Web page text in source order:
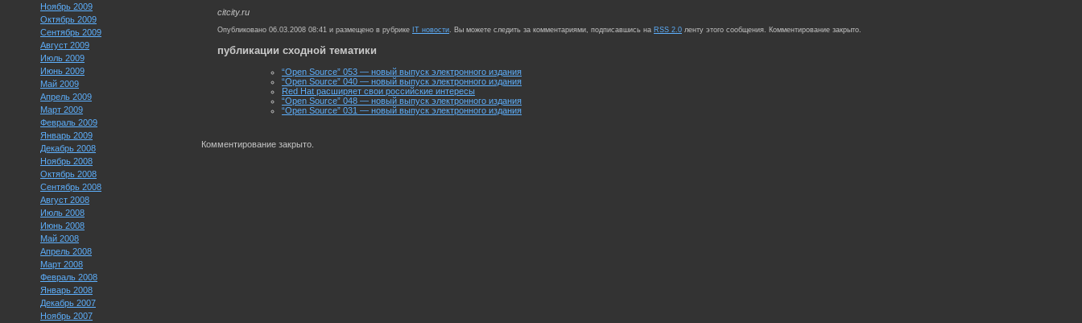
Ноябрь 2009
Октябрь 2009
Сентябрь 2009
Август 2009
Июль 2009
Июнь 2009
Май 2009
Апрель 2009
Март 2009
Февраль 2009
Январь 2009
Декабрь 2008
Ноябрь 2008
Октябрь 2008
Сентябрь 2008
Август 2008
Июль 2008
Июнь 2008
Май 2008
Апрель 2008
Март 2008
Февраль 2008
Январь 2008
Декабрь 2007
Ноябрь 2007
citcity.ru
Опубликовано 06.03.2008 08:41 и размещено в рубрике IT новости. Вы можете следить за комментариями, подписавшись на RSS 2.0 ленту этого сообщения. Комментирование закрыто.
публикации сходной тематики
“Open Source” 053 — новый выпуск электронного издания
“Open Source” 040 — новый выпуск электронного издания
Red Hat расширяет свои российские интересы
“Open Source” 048 — новый выпуск электронного издания
“Open Source” 031 — новый выпуск электронного издания
Комментирование закрыто.